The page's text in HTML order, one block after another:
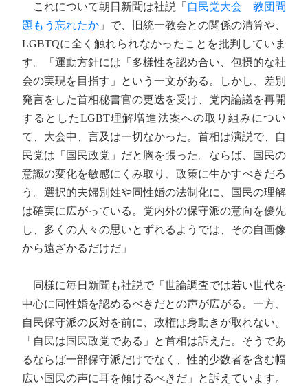
これについて朝日新聞は社説「 自民党大会 教団問
題もう忘れたか 」で、旧統一教会との関係の清算や、
LGBTQに全く触れられなかったことを批判していま
す。「運動方針には「多様性を認め合い、包摂的な社
会の実現を目指す」という一文がある。しかし、差別
発言をした首相秘書官の更迭を受け、党内論議を再開
するとしたLGBT理解増進法案への取り組みについ
て、大会中、言及は一切なかった。首相は演説で、自
民党は「国民政党」だと胸を張った。ならば、国民の
意識の変化を敏感にくみ取り、政策に生かすべきだろ
う。選択的夫婦別姓や同性婚の法制化に、国民の理解
は確実に広がっている。党内外の保守派の意向を優先
し、多くの人々の思いとずれるようでは、その自画像
から遠ざかるだけだ」
同様に毎日新聞も社説で「世論調査では若い世代を
中心に同性婚を認めるべきだとの声が広がる。一方、
自民保守派の反対を前に、政権は身動きが取れない。
「自民は国民政党である」と首相は訴えた。そうであ
るならば一部保守派だけでなく、性的少数者を含む幅
広い国民の声に耳を傾けるべきだ」と訴えています。